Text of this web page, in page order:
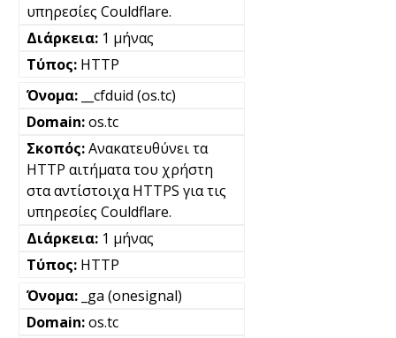
υπηρεσίες Couldflare.
1 μήνας
HTTP
__cfduid (os.tc)
os.tc
Ανακατευθύνει τα
HTTP αιτήματα του χρήστη
στα αντίστοιχα HTTPS για τις
υπηρεσίες Couldflare.
1 μήνας
HTTP
_ga (onesignal)
os.tc